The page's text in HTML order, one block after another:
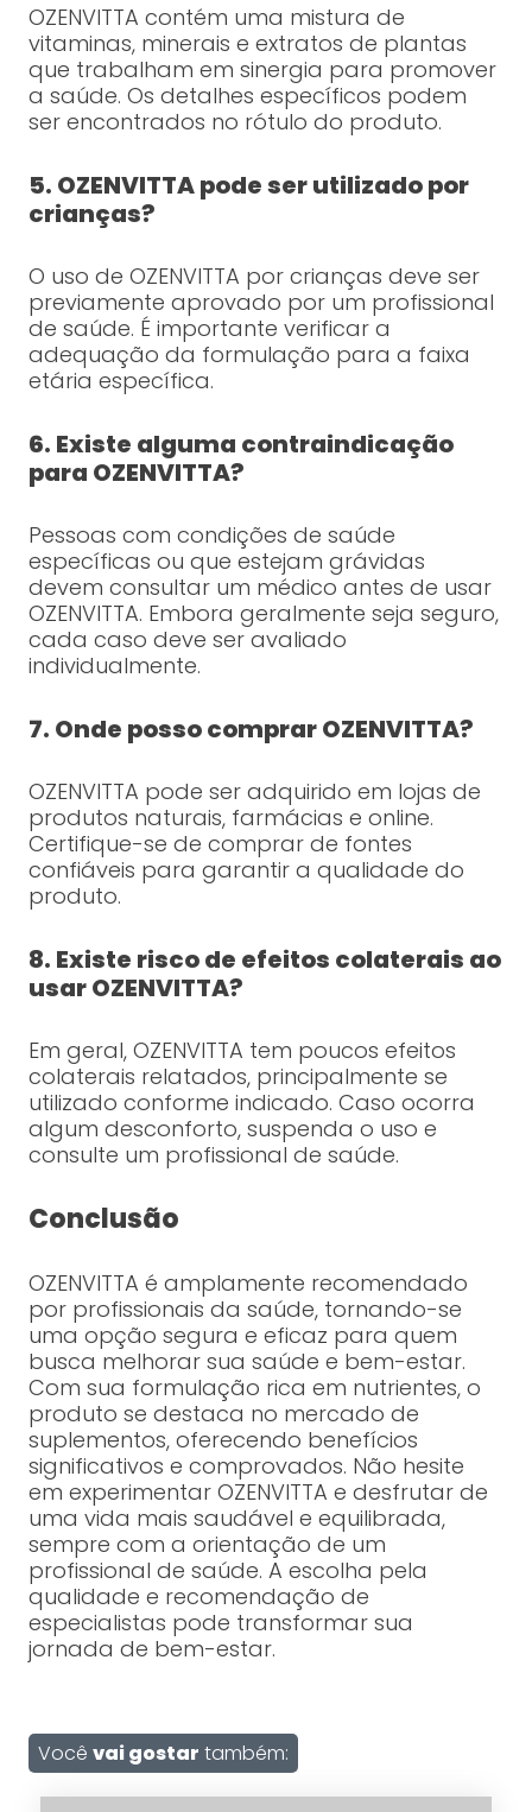
OZENVITTA contém uma mistura de
vitaminas, minerais e extratos de plantas
que trabalham em sinergia para promover
a saúde. Os detalhes específicos podem
ser encontrados no rótulo do produto.
5. OZENVITTA pode ser utilizado por
crianças?
O uso de OZENVITTA por crianças deve ser
previamente aprovado por um profissional
de saúde. É importante verificar a
adequação da formulação para a faixa
etária específica.
6. Existe alguma contraindicação
para OZENVITTA?
Pessoas com condições de saúde
específicas ou que estejam grávidas
devem consultar um médico antes de usar
OZENVITTA. Embora geralmente seja seguro,
cada caso deve ser avaliado
individualmente.
7. Onde posso comprar OZENVITTA?
OZENVITTA pode ser adquirido em lojas de
produtos naturais, farmácias e online.
Certifique-se de comprar de fontes
confiáveis para garantir a qualidade do
produto.
8. Existe risco de efeitos colaterais ao
usar OZENVITTA?
Em geral, OZENVITTA tem poucos efeitos
colaterais relatados, principalmente se
utilizado conforme indicado. Caso ocorra
algum desconforto, suspenda o uso e
consulte um profissional de saúde.
Conclusão
OZENVITTA é amplamente recomendado
por profissionais da saúde, tornando-se
uma opção segura e eficaz para quem
busca melhorar sua saúde e bem-estar.
Com sua formulação rica em nutrientes, o
produto se destaca no mercado de
suplementos, oferecendo benefícios
significativos e comprovados. Não hesite
em experimentar OZENVITTA e desfrutar de
uma vida mais saudável e equilibrada,
sempre com a orientação de um
profissional de saúde. A escolha pela
qualidade e recomendação de
especialistas pode transformar sua
jornada de bem-estar.
Você vai gostar também: